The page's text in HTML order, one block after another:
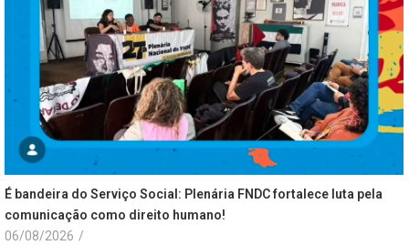
É bandeira do Serviço Social: Plenária FNDC fortalece luta pela
comunicação como direito humano!
06/08/2026 /